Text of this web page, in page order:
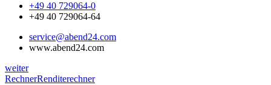
+49 40 729064-0
+49 40 729064-64
service@abend24.com
www.abend24.com
weiter
RechnerRenditerechner